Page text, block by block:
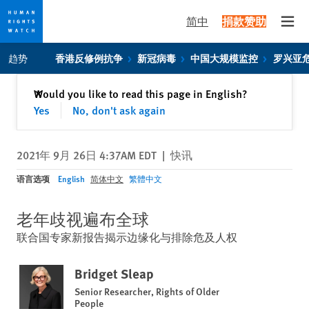
Skip
to
privacy
Skip
to
content
简中 捐款赞助
趋势 香港反修例抗争 新冠病毒 中国大规模监控 罗兴亚
Would you like to read this page in English?
Yes
No, don't ask again
✕关闭
2021年 9月 26日 4:37AM EDT | 快讯
语言选项 English 简体中文 繁體中文
老年歧视遍布全球
联合国专家新报告揭示边缘化与排除危及人权
Bridget Sleap
Senior Researcher, Rights of Older
People